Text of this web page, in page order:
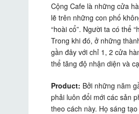
Cộng Cafe là những cửa
lẽ trên những con phố
“hoài cổ”. Người ta có thể
Trong khi đó, ở những
gần đây với chỉ 1, 2 cửa
thể tăng độ nhận diện và
Product: Bởi những năm
phải luôn đổi mới các sản
theo cách này. Họ sáng